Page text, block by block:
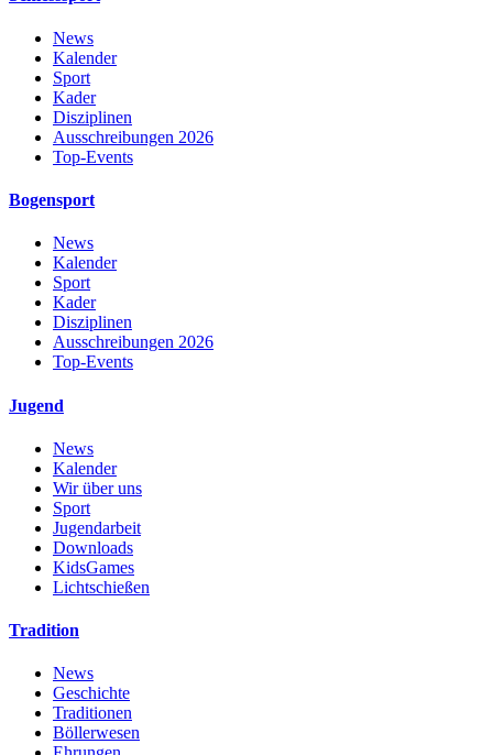
News
Kalender
Sport
Kader
Disziplinen
Ausschreibungen 2026
Top-Events
Bogensport
News
Kalender
Sport
Kader
Disziplinen
Ausschreibungen 2026
Top-Events
Jugend
News
Kalender
Wir über uns
Sport
Jugendarbeit
Downloads
KidsGames
Lichtschießen
Tradition
News
Geschichte
Traditionen
Böllerwesen